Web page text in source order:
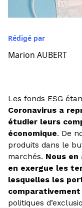
Rédigé par
Marion AUBERT
Les fonds ESG
Coronavirus a
étudier leurs
économique. De
produits dans le
marchés. Nous
en exergue les
lesquelles les
politiques